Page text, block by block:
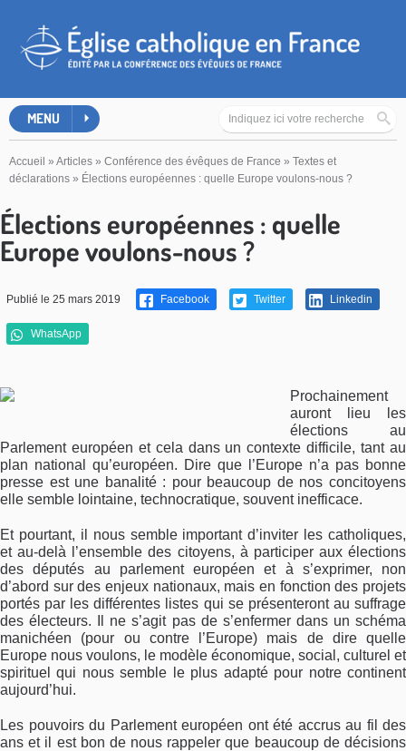
MENU
Accueil » Articles » Conférence des évêques de France » Textes et
déclarations » Élections européennes : quelle Europe voulons-nous ?
Élections européennes : quelle
Europe voulons-nous ?
Publié le 25 mars 2019 Facebook Twitter Linkedin
WhatsApp
Prochainement
auront lieu les
élections au
Parlement européen et cela dans un contexte difficile, tant au
plan national qu’européen. Dire que l’Europe n’a pas bonne
presse est une banalité : pour beaucoup de nos concitoyens
elle semble lointaine, technocratique, souvent inefficace.
Et pourtant, il nous semble important d’inviter les catholiques,
et au-delà l’ensemble des citoyens, à participer aux élections
des députés au parlement européen et à s’exprimer, non
d’abord sur des enjeux nationaux, mais en fonction des projets
portés par les différentes listes qui se présenteront au suffrage
des électeurs. Il ne s’agit pas de s’enfermer dans un schéma
manichéen (pour ou contre l’Europe) mais de dire quelle
Europe nous voulons, le modèle économique, social, culturel et
spirituel qui nous semble le plus adapté pour notre continent
aujourd’hui.
Les pouvoirs du Parlement européen ont été accrus au fil des
ans et il est bon de nous rappeler que beaucoup de décisions